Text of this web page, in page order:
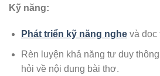
Kỹ năng:
Phát triển kỹ năng nghevà đọc
Rèn luyện khả năng tư duy
hỏi về nội dung bài thơ.